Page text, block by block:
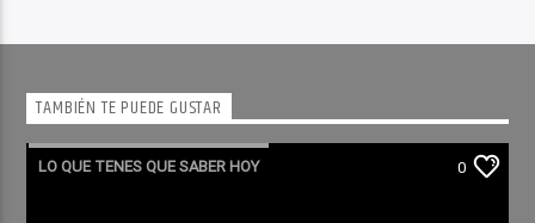
TAMBIÉN TE PUEDE GUSTAR
LO QUE TENES QUE SABER HOY 0